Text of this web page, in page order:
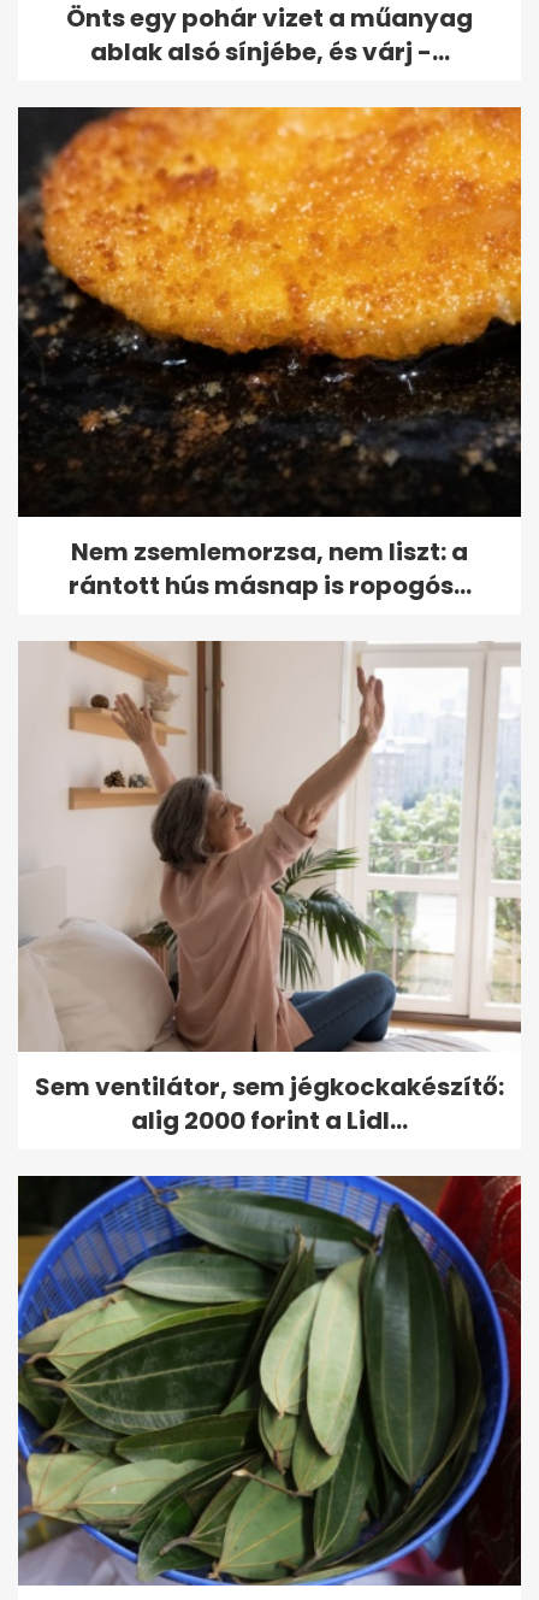
Önts egy pohár vizet a műanyag
ablak alsó sínjébe, és várj -...
Nem zsemlemorzsa, nem liszt: a
rántott hús másnap is ropogós...
Sem ventilátor, sem jégkockakészítő:
alig 2000 forint a Lidl...